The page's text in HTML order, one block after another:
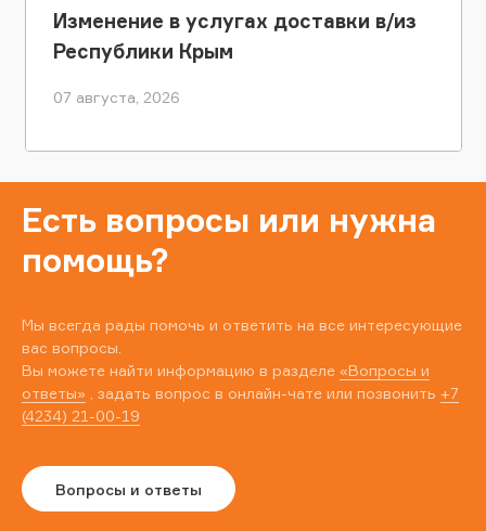
Изменение в услугах доставки в/из
Республики Крым
07 августа, 2026
Есть вопросы или нужна
помощь?
Мы всегда рады помочь и ответить на все интересующие
вас вопросы.
Вы можете найти информацию в разделе «Вопросы и
ответы» , задать вопрос в онлайн-чате или позвонить +7
(4234) 21-00-19
Вопросы и ответы